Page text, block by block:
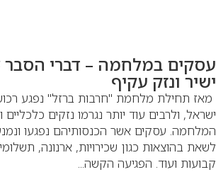
במלחמה – דברי הסבר
ונזק עקיף
תחילת מלחמת "חרבות ברזל" נפגע
ולרבים עוד יותר נגרמו נזקים כלכליים
עסקים אשר הכנסותיהם נפגעו
בהוצאות כגון שכירויות, ארנונה,
ועוד. הפגיעה הקשה...